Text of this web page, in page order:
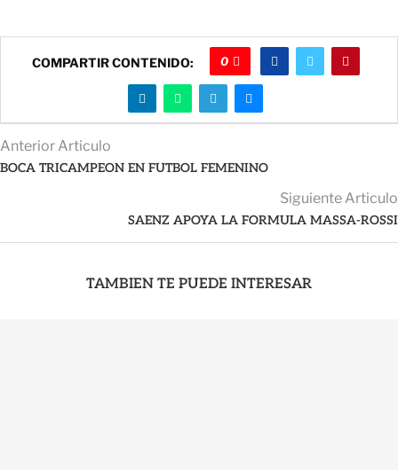
COMPARTIR CONTENIDO: 0
Anterior Articulo
BOCA TRICAMPEON EN FUTBOL FEMENINO
Siguiente Articulo
SAENZ APOYA LA FORMULA MASSA-ROSSI
TAMBIEN TE PUEDE INTERESAR